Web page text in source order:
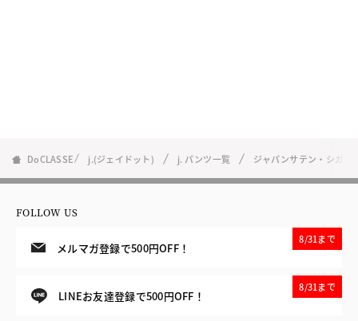
DoCLASSE j.(ジェイドット) j. パンツ一覧 ジャパンサテン・シガレ
FOLLOW US
メルマガ登録で500円OFF！
8/31まで
LINEお友達登録で500円OFF！
8/31まで